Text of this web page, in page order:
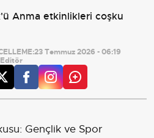
Anma etkinlikleri coşku
23 Temmuz 2026 - 06:19